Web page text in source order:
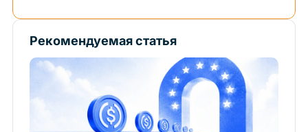
Рекомендуемая статья